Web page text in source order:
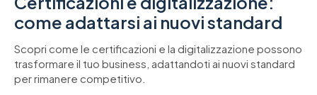
come adattarsi ai nuovi standard
Scopri come le certificazioni e la digitalizzazione possono
trasformare il tuo business, adattandoti ai nuovi standard
per rimanere competitivo.